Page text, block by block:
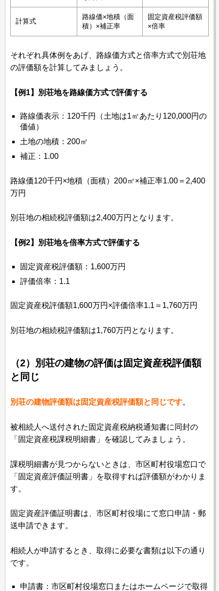
計算式
路線価×地積（面
積）×補正率
固定資産税評価額
×倍率
それぞれ具体例をあげ、路線価方式と倍率方式で別荘地
の評価額を計算してみましょう。
【例1】別荘地を路線価方式で評価する
路線価表示：120千円（土地は1㎡あたり120,000円の
価値）
土地の地積：200㎡
補正：1.00
路線価120千円×地積（面積）200㎡×補正率1.00＝2,400
万円
別荘地の相続税評価額は2,400万円となります。
【例2】別荘地を倍率方式で評価する
固定資産税評価額：1,600万円
評価倍率：1.1
固定資産税評価額1,600万円×評価倍率1.1＝1,760万円
別荘地の相続税評価額は1,760万円となります。
（2）別荘の建物の評価は固定資産税評価額
と同じ
別荘の建物評価額は固定資産税評価額と同じです。
被相続人へ送付された固定資産税納税通知書に同封の
「固定資産税課税明細書」を確認してみましょう。
課税明細書が見つからないときは、市区町村役場窓口で
「固定資産評価証明書」を取得すれば評価額がわかりま
す。
固定資産評価証明書は、市区町村役場にて窓口申請・郵
送申請できます。
相続人が申請するとき、取得に必要な書類は以下の通り
です。
申請書：市区町村役場窓口またはホームページで取得